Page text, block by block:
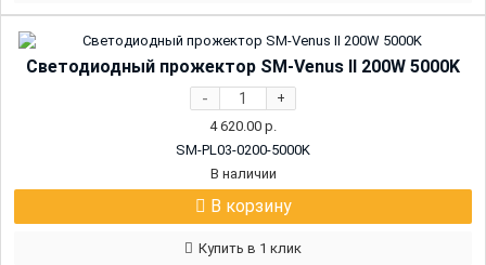
Светодиодный прожектор SM-Venus II 200W 5000K
- +
4 620.00 р.
SM-PL03-0200-5000K
В наличии
В корзину
Купить в 1 клик